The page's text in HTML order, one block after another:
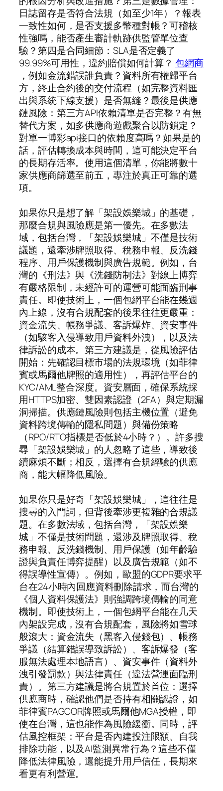
日誌留存是否符合法規（如至少1年）？報表
一致性如何，是否支援多幣種對帳？可稽核
性強嗎，能否產生審計軌跡供監管單位查
驗？第四是合同細節：SLA是否定義了
99.99%可用性，違約賠償如何計算？ 包網商
，例如金流錯誤誰負責？資料所有權歸平台
方，終止合約後的交付流程（如完整資料匯
出與系統下線支援）是否無縫？最後是供應
鏈風險：第三方API依賴清單是否完整？有無
替代方案，如多供應商遊戲聚合以防鎖定？
對單一博彩api接口的依賴度高嗎？如果是的
話，評估轉換成本與時間，這可能決定平台
的長期存活率。使用這個清單，你能將數十
家供應商篩選至前五，專注於真正可靠的選
項。
如果你只是想了解「架設娛樂城」的基礎，
那麼合規與風險應是第一優先。在多數法
域，包括台灣，「架設娛樂城」不僅是技術
議題，還牽涉牌照取得、稅務申報、反洗錢
程序、用戶保護機制與廣告規範。例如，台
灣的《刑法》與《洗錢防制法》對線上博弈
有嚴格限制，未經許可的運營可能面臨刑事
責任。即使技術上，一個包網平台能在幾週
內上線，沒有合規配套的後果往往更嚴重：
資金流失、帳務爭議、客訴爆炸、資安事件
（如駭客入侵導致用戶資料外洩），以及法
律訴訟的成本。第三方建議是，從風險評估
開始：先確認目標市場的法規環境（如菲律
賓或馬爾他牌照的適用性），再評估平台的
KYC/AML整合深度。資安層面，確保系統採
用HTTPS加密、雙因素認證（2FA）與定期漏
洞掃描。供應鏈風險則包括主機位置（避免
資料跨境傳輸的隱私問題）與備份策略
（RPO/RTO指標是否低於4小時？）。許多搜
尋「架設娛樂城」的人忽略了這些，導致後
續麻煩不斷；相反，選擇有合規經驗的供應
商，能大幅降低風險。
如果你只是好奇「架設娛樂城」，這往往是
搜尋的入門詞，但背後牽涉更複雜的合規議
題。在多數法域，包括台灣，「架設娛樂
城」不僅是技術問題，還涉及牌照取得、稅
務申報、反洗錢機制、用戶保護（如年齡驗
證與負責任博弈提醒）以及廣告規範（如不
得誤導性宣傳）。例如，歐盟的GDPR要求平
台在24小時內回應資料刪除請求，而台灣的
《個人資料保護法》則強調跨境傳輸的同意
機制。即使技術上，一個包網平台能在几天
內架設完成，沒有合規配套，風險將如雪球
般滾大：資金流失（黑客入侵錢包）、帳務
爭議（結算錯誤導致訴訟）、客訴爆發（客
服無法處理本地語言）、資安事件（資料外
洩引發罰款）與法律責任（違法營運面臨刑
責）。第三方建議是將合規置於首位：選擇
供應商時，確認他們是否持有相關認證，如
菲律賓PAGCOR牌照或馬爾他MGA授權，即
使在台灣，這也能作為風險緩衝。同時，評
估風控框架：平台是否內建投注限額、自我
排除功能，以及AI監測異常行為？這些不僅
降低法律風險，還能提升用戶信任，長期來
看更有利營運。